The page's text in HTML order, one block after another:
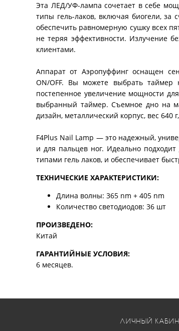
Эта ЛЕД/УФ-лампа сочетает в себе
типы гель-лаков, включая биогели, за
обеспечить равномерную сушку всех
не теряя эффективности. Излучение
клиентами.
Аппарат от Аэропуффинг оснащен
ON/OFF. Вы можете выбрать
постепенное увеличение мощности
выбранный таймер. Съемное дно на
дизайн, металлический корпус, вес 640
F4Plus Nail Lamp — это надежный,
и для пальцев ног. Идеально
типами гель лаков, и обеспечивает
ТЕХНИЧЕСКИЕ ХАРАКТЕРИСТИКИ:
Длина волны: 365 nm + 405 nm
Количество светодиодов: 36 шт
ПРОИЗВЕДЕНО:
Китай
ГАРАНТИЙНЫЕ УСЛОВИЯ:
6 месяцев.
ЛИЧНЫЙ